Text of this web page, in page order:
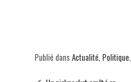
Publié dans Actualité, Politique,